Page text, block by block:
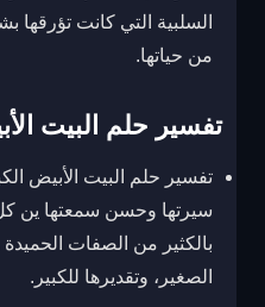
السلبية التي كانت تؤرقها
من حياتها.
تفسير حلم البيت
تفسير حلم البيت الأبيض
سيرتها وحسن سمعتها ين كل
بالكثير من الصفات
الصغير، وتقديرها للكبير.